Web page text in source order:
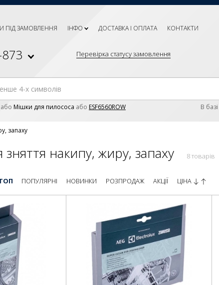
ПІД ЗАМОВЛЕННЯ ІНФО ДОСТАВКА І ОПЛАТА КОНТАКТИ
Перевірка статусу замовлення
або Мішки для пилососа або ESF6560ROW В базi
запаху
накипу, жиру, запаху 8 товарів
ПОПУЛЯРНІ НОВИНКИ РОЗПРОДАЖ АКЦІЇ ЦІНА